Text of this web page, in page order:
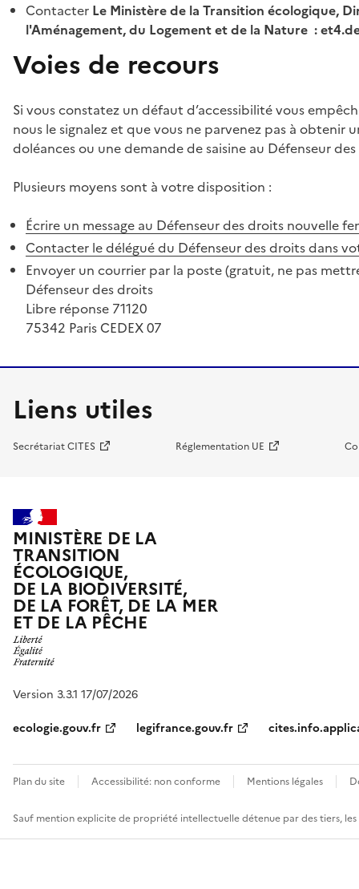
Contacter Le Ministère de la Transition écologique,
l'Aménagement, du Logement et de la Nature :
Voies de recours
Si vous constatez un défaut d’accessibilité vous
nous le signalez et que vous ne parvenez pas à
doléances ou une demande de saisine au Défenseur
Plusieurs moyens sont à votre disposition :
Écrire un message au Défenseur des droits nouvelle
Contacter le délégué du Défenseur des droits dans
Envoyer un courrier par la poste (gratuit, ne pas
Défenseur des droits
Libre réponse 71120
75342 Paris CEDEX 07
Liens utiles
Secrétariat CITES Réglementation UE
MINISTÈRE DE LA
TRANSITION
ÉCOLOGIQUE,
DE LA BIODIVERSITÉ,
DE LA FORÊT, DE LA MER
ET DE LA PÊCHE
Version 3.3.1 17/07/2026
ecologie.gouv.fr
legifrance.gouv.fr
Plan du site Accessibilité: non conforme Mentions légales
Sauf mention explicite de propriété intellectuelle détenue par des tiers,